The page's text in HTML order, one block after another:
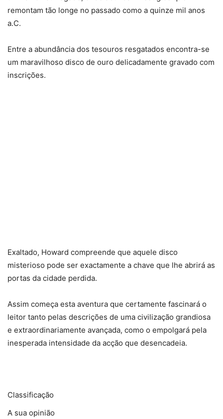
remontam tão longe no passado como a quinze mil anos
a.C.
Entre a abundância dos tesouros resgatados encontra-se
um maravilhoso disco de ouro delicadamente gravado com
inscrições.
Exaltado, Howard compreende que aquele disco
misterioso pode ser exactamente a chave que lhe abrirá as
portas da cidade perdida.
Assim começa esta aventura que certamente fascinará o
leitor tanto pelas descrições de uma civilização grandiosa
e extraordinariamente avançada, como o empolgará pela
inesperada intensidade da acção que desencadeia.
Classificação
A sua opinião